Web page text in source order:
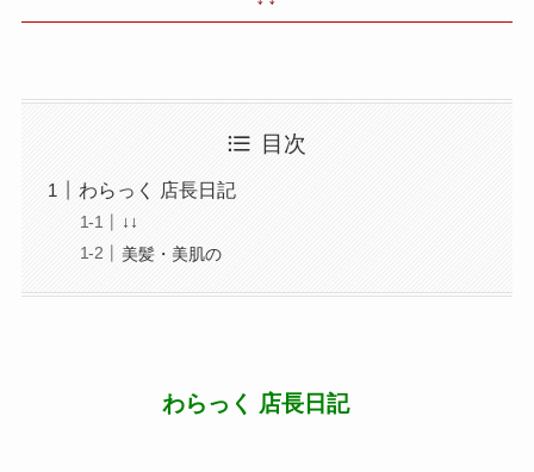
目次
わらっく 店長日記
↓↓
美髪・美肌の
わらっく 店長日記